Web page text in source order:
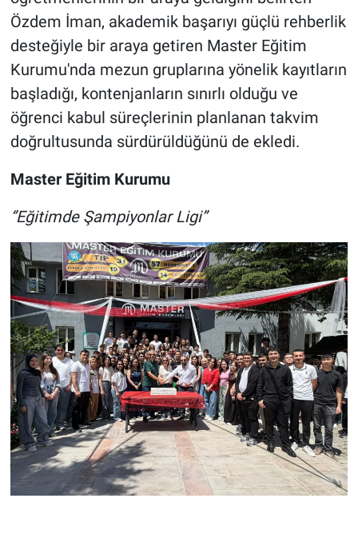
Özdem İman, akademik başarıyı güçlü rehberlik
desteğiyle bir araya getiren Master Eğitim
Kurumu'nda mezun gruplarına yönelik kayıtların
başladığı, kontenjanların sınırlı olduğu ve
öğrenci kabul süreçlerinin planlanan takvim
doğrultusunda sürdürüldüğünü de ekledi.
Master Eğitim Kurumu
‘’Eğitimde Şampiyonlar Ligi’’